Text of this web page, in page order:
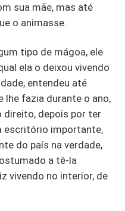
sua mãe, mas até
o animasse.
tipo de mágoa, ele
ela o deixou vivendo
entendeu até
lhe fazia durante o ano,
direito, depois por ter
escritório importante,
do país na verdade,
a tê-la
vivendo no interior, de